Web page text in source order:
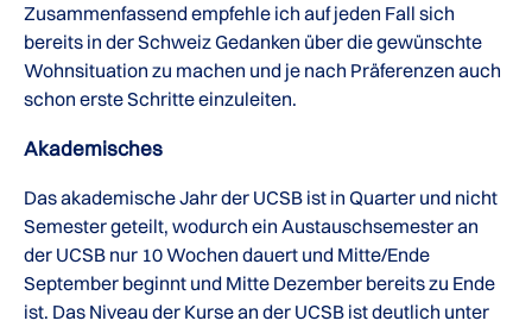
Zusammenfassend empfehle ich auf jeden Fall sich
bereits in der Schweiz Gedanken über die gewünschte
Wohnsituation zu machen und je nach Präferenzen auch
schon erste Schritte einzuleiten.
Akademisches
Das akademische Jahr der UCSB ist in Quarter und nicht
Semester geteilt, wodurch ein Austauschsemester an
der UCSB nur 10 Wochen dauert und Mitte/Ende
September beginnt und Mitte Dezember bereits zu Ende
ist. Das Niveau der Kurse an der UCSB ist deutlich unter